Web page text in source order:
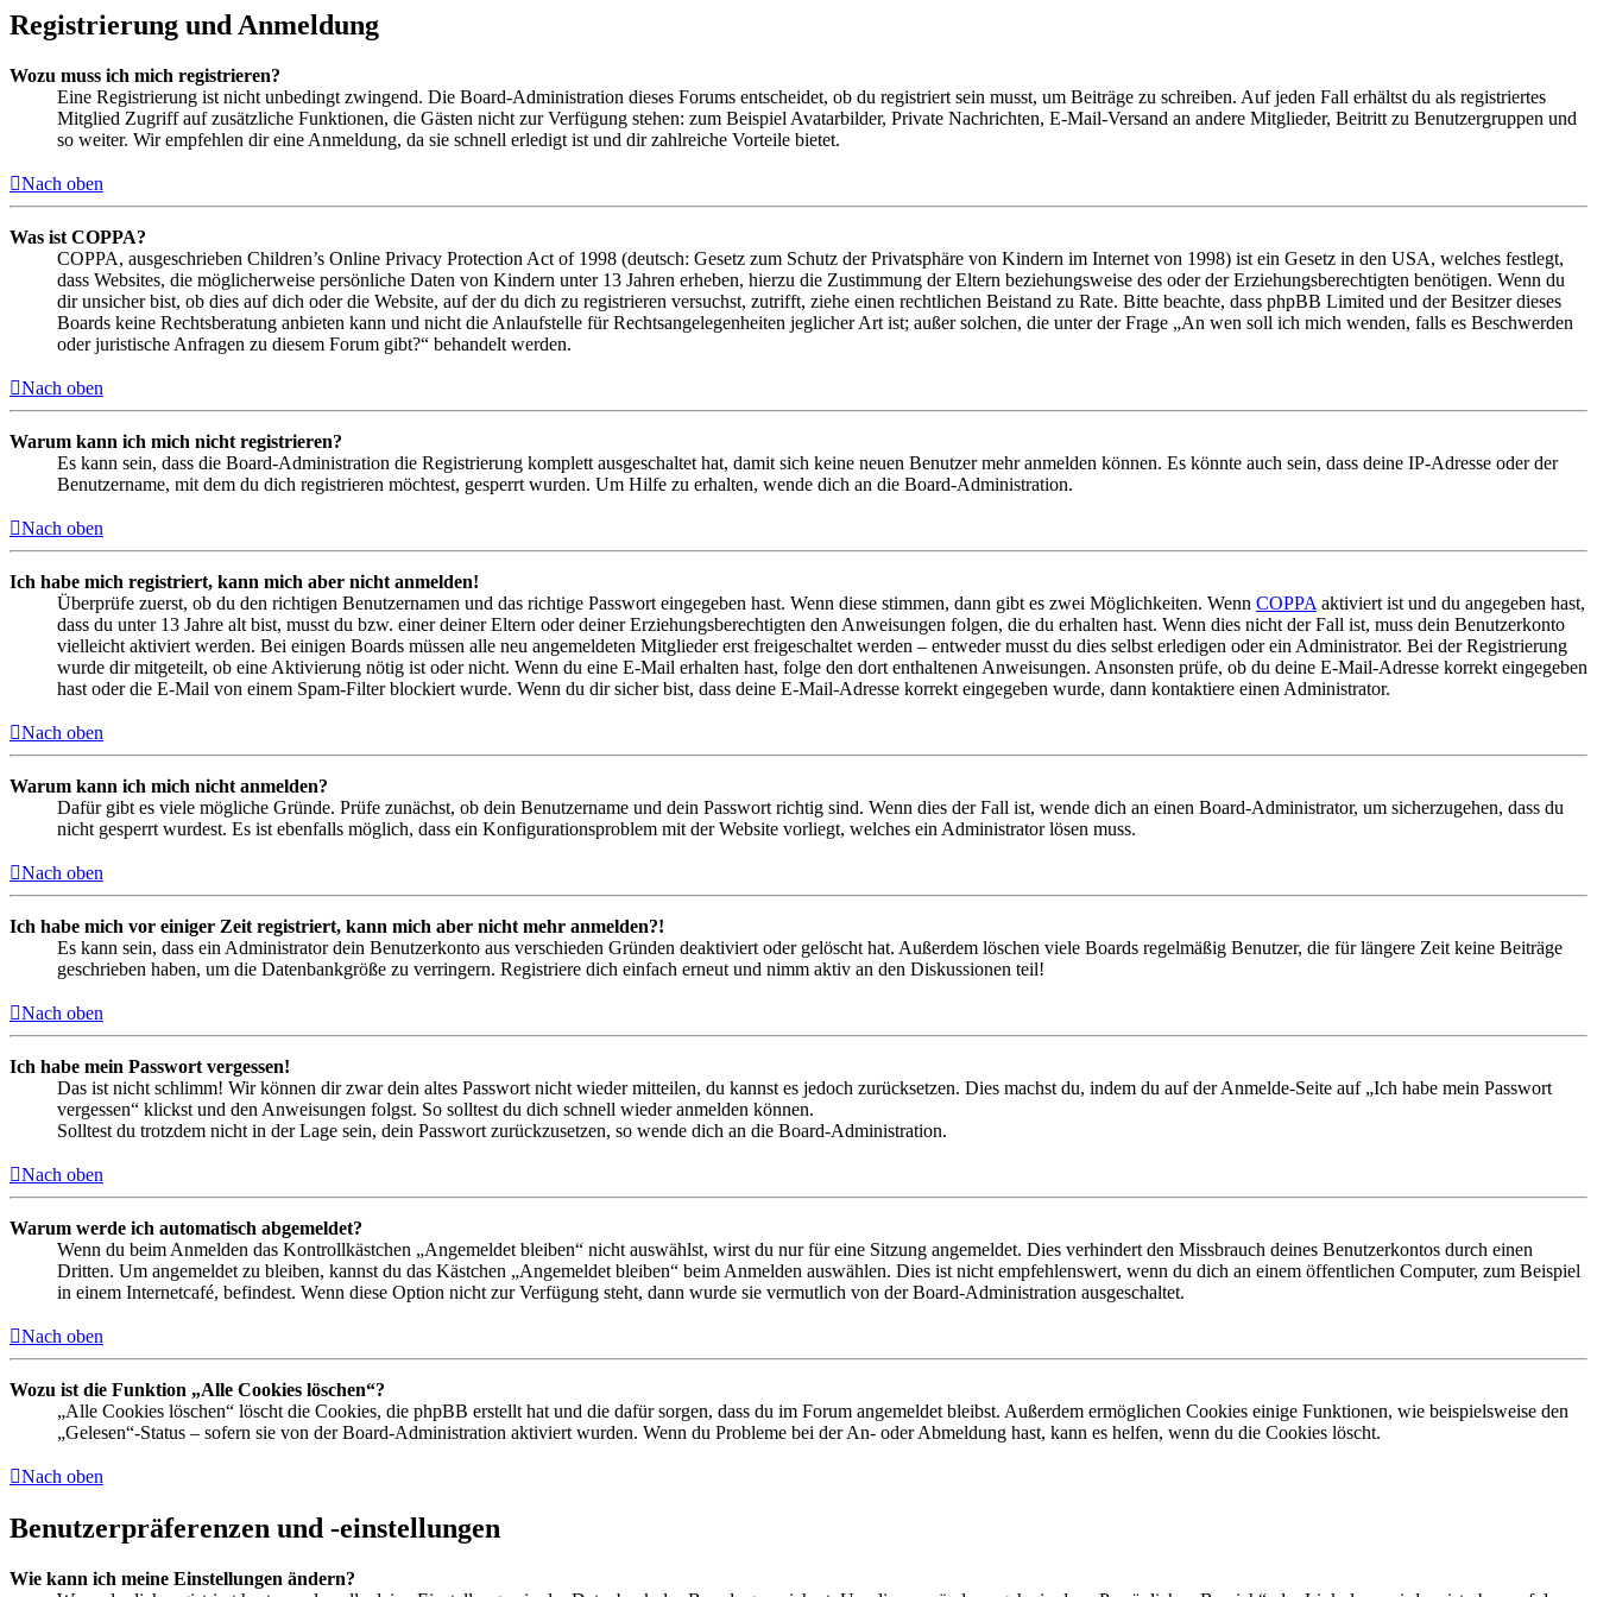
Registrierung und Anmeldung
Wozu muss ich mich registrieren?
Eine Registrierung ist nicht unbedingt zwingend. Die Board-Administration dieses Forums entscheidet, ob du registriert sein musst, um Beiträge zu schreiben. Auf jeden Fall erhältst du als registriertes
Mitglied Zugriff auf zusätzliche Funktionen, die Gästen nicht zur Verfügung stehen: zum Beispiel Avatarbilder, Private Nachrichten, E-Mail-Versand an andere Mitglieder, Beitritt zu Benutzergruppen und
so weiter. Wir empfehlen dir eine Anmeldung, da sie schnell erledigt ist und dir zahlreiche Vorteile bietet.
Nach oben
Was ist COPPA?
COPPA, ausgeschrieben Children’s Online Privacy Protection Act of 1998 (deutsch: Gesetz zum Schutz der Privatsphäre von Kindern im Internet von 1998) ist ein Gesetz in den USA, welches festlegt,
dass Websites, die möglicherweise persönliche Daten von Kindern unter 13 Jahren erheben, hierzu die Zustimmung der Eltern beziehungsweise des oder der Erziehungsberechtigten benötigen. Wenn du
dir unsicher bist, ob dies auf dich oder die Website, auf der du dich zu registrieren versuchst, zutrifft, ziehe einen rechtlichen Beistand zu Rate. Bitte beachte, dass phpBB Limited und der Besitzer dieses
Boards keine Rechtsberatung anbieten kann und nicht die Anlaufstelle für Rechtsangelegenheiten jeglicher Art ist; außer solchen, die unter der Frage „An wen soll ich mich wenden, falls es Beschwerden
oder juristische Anfragen zu diesem Forum gibt?“ behandelt werden.
Nach oben
Warum kann ich mich nicht registrieren?
Es kann sein, dass die Board-Administration die Registrierung komplett ausgeschaltet hat, damit sich keine neuen Benutzer mehr anmelden können. Es könnte auch sein, dass deine IP-Adresse oder der
Benutzername, mit dem du dich registrieren möchtest, gesperrt wurden. Um Hilfe zu erhalten, wende dich an die Board-Administration.
Nach oben
Ich habe mich registriert, kann mich aber nicht anmelden!
Überprüfe zuerst, ob du den richtigen Benutzernamen und das richtige Passwort eingegeben hast. Wenn diese stimmen, dann gibt es zwei Möglichkeiten. Wenn COPPA aktiviert ist und du angegeben hast,
dass du unter 13 Jahre alt bist, musst du bzw. einer deiner Eltern oder deiner Erziehungsberechtigten den Anweisungen folgen, die du erhalten hast. Wenn dies nicht der Fall ist, muss dein Benutzerkonto
vielleicht aktiviert werden. Bei einigen Boards müssen alle neu angemeldeten Mitglieder erst freigeschaltet werden – entweder musst du dies selbst erledigen oder ein Administrator. Bei der Registrierung
wurde dir mitgeteilt, ob eine Aktivierung nötig ist oder nicht. Wenn du eine E-Mail erhalten hast, folge den dort enthaltenen Anweisungen. Ansonsten prüfe, ob du deine E-Mail-Adresse korrekt eingegeben
hast oder die E-Mail von einem Spam-Filter blockiert wurde. Wenn du dir sicher bist, dass deine E-Mail-Adresse korrekt eingegeben wurde, dann kontaktiere einen Administrator.
Nach oben
Warum kann ich mich nicht anmelden?
Dafür gibt es viele mögliche Gründe. Prüfe zunächst, ob dein Benutzername und dein Passwort richtig sind. Wenn dies der Fall ist, wende dich an einen Board-Administrator, um sicherzugehen, dass du
nicht gesperrt wurdest. Es ist ebenfalls möglich, dass ein Konfigurationsproblem mit der Website vorliegt, welches ein Administrator lösen muss.
Nach oben
Ich habe mich vor einiger Zeit registriert, kann mich aber nicht mehr anmelden?!
Es kann sein, dass ein Administrator dein Benutzerkonto aus verschieden Gründen deaktiviert oder gelöscht hat. Außerdem löschen viele Boards regelmäßig Benutzer, die für längere Zeit keine Beiträge
geschrieben haben, um die Datenbankgröße zu verringern. Registriere dich einfach erneut und nimm aktiv an den Diskussionen teil!
Nach oben
Ich habe mein Passwort vergessen!
Das ist nicht schlimm! Wir können dir zwar dein altes Passwort nicht wieder mitteilen, du kannst es jedoch zurücksetzen. Dies machst du, indem du auf der Anmelde-Seite auf „Ich habe mein Passwort
vergessen“ klickst und den Anweisungen folgst. So solltest du dich schnell wieder anmelden können.
Solltest du trotzdem nicht in der Lage sein, dein Passwort zurückzusetzen, so wende dich an die Board-Administration.
Nach oben
Warum werde ich automatisch abgemeldet?
Wenn du beim Anmelden das Kontrollkästchen „Angemeldet bleiben“ nicht auswählst, wirst du nur für eine Sitzung angemeldet. Dies verhindert den Missbrauch deines Benutzerkontos durch einen
Dritten. Um angemeldet zu bleiben, kannst du das Kästchen „Angemeldet bleiben“ beim Anmelden auswählen. Dies ist nicht empfehlenswert, wenn du dich an einem öffentlichen Computer, zum Beispiel
in einem Internetcafé, befindest. Wenn diese Option nicht zur Verfügung steht, dann wurde sie vermutlich von der Board-Administration ausgeschaltet.
Nach oben
Wozu ist die Funktion „Alle Cookies löschen“?
„Alle Cookies löschen“ löscht die Cookies, die phpBB erstellt hat und die dafür sorgen, dass du im Forum angemeldet bleibst. Außerdem ermöglichen Cookies einige Funktionen, wie beispielsweise den
„Gelesen“-Status – sofern sie von der Board-Administration aktiviert wurden. Wenn du Probleme bei der An- oder Abmeldung hast, kann es helfen, wenn du die Cookies löscht.
Nach oben
Benutzerpräferenzen und -einstellungen
Wie kann ich meine Einstellungen ändern?